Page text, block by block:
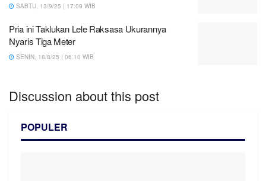
SABTU, 13/9/25 | 17:09 WIB
Pria ini Taklukan Lele Raksasa Ukurannya
Nyaris Tiga Meter
SENIN, 18/8/25 | 06:10 WIB
Discussion about this post
POPULER